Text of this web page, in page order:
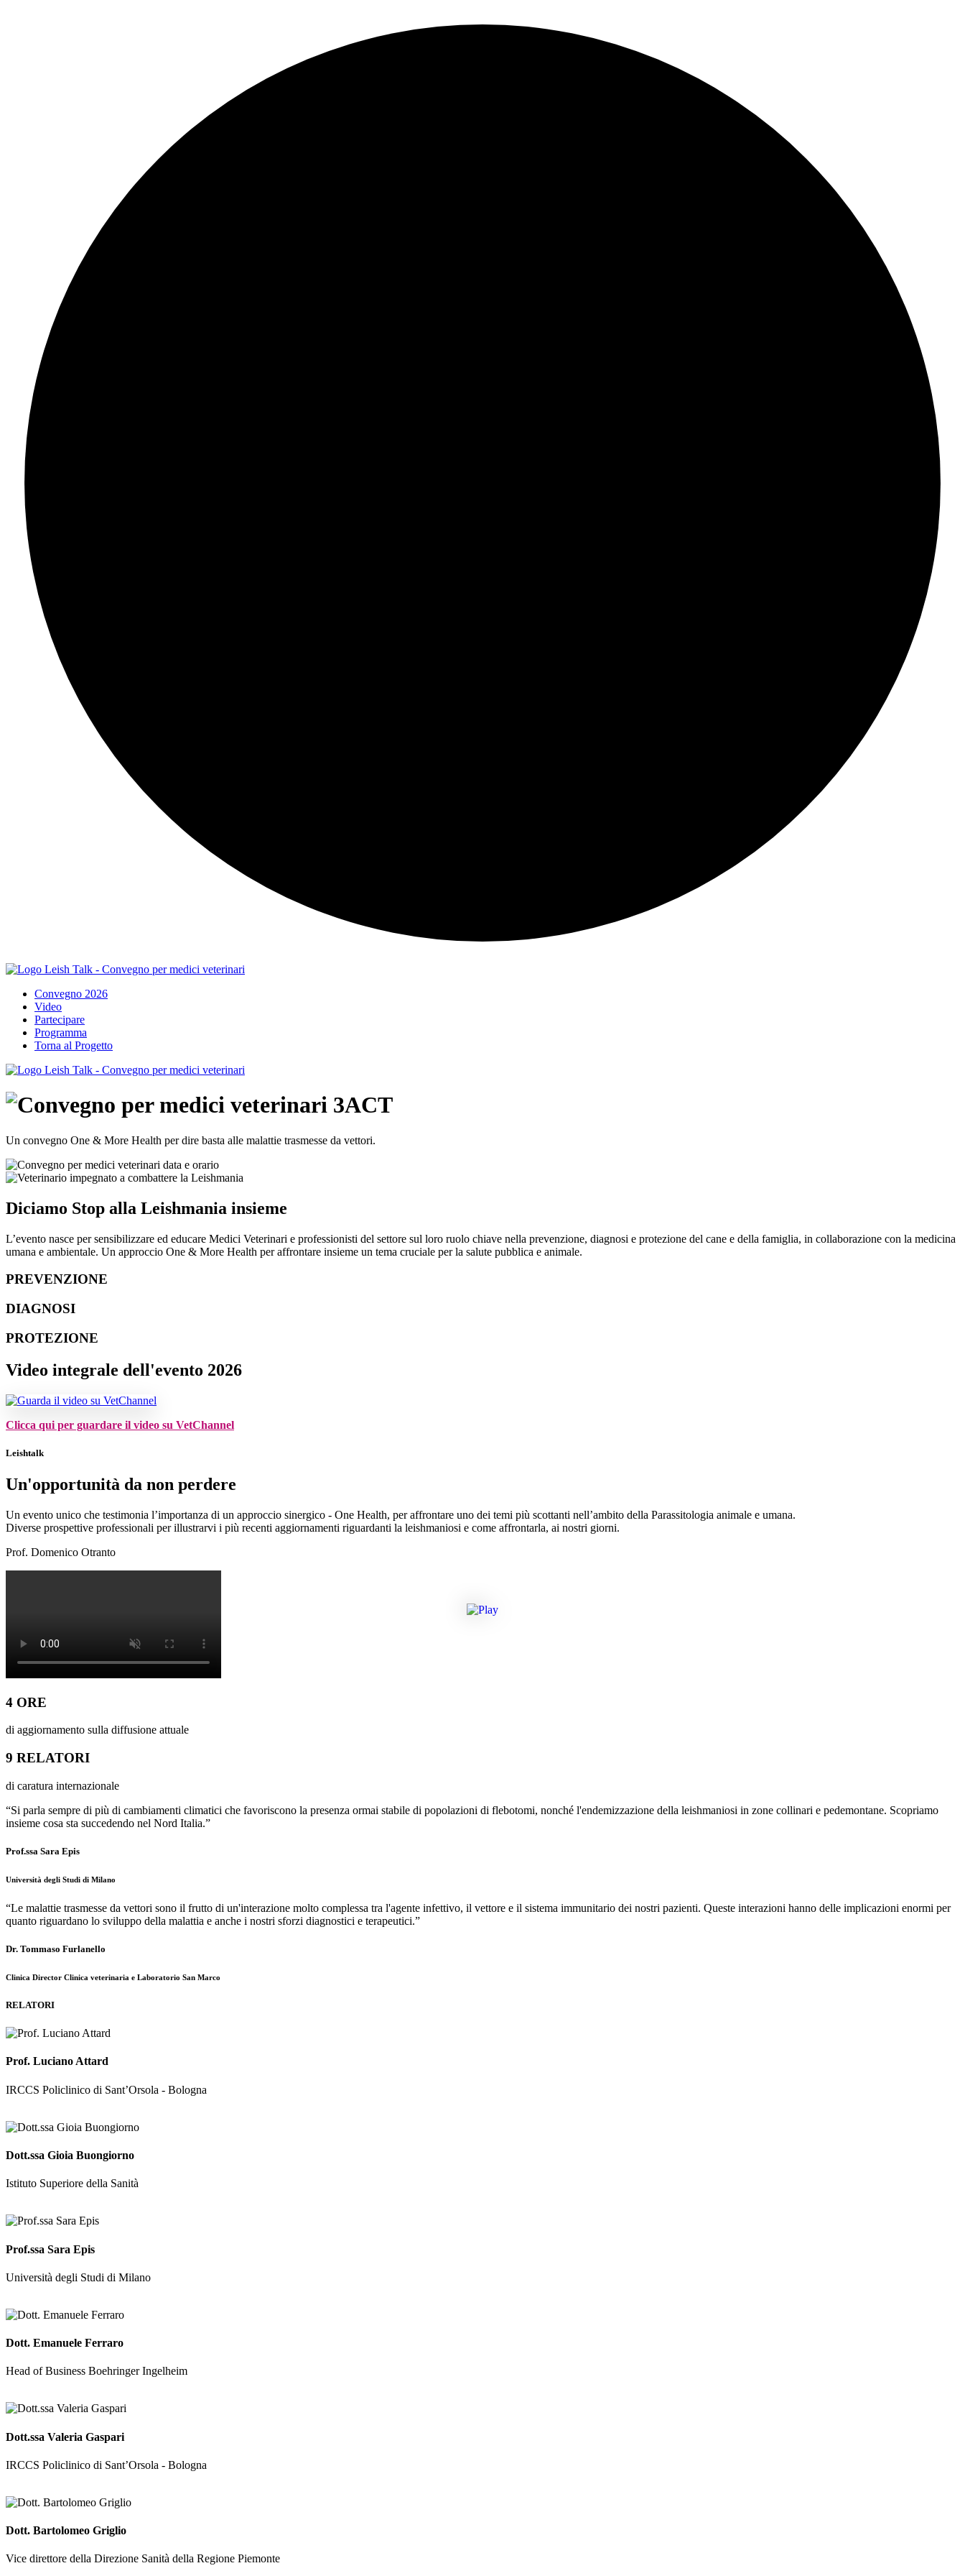
Convegno 2026
Video
Partecipare
Programma
Torna al Progetto
Un convegno One & More Health per dire basta alle malattie trasmesse da vettori.
Diciamo Stop alla Leishmania insieme
L’evento nasce per sensibilizzare ed educare Medici Veterinari e professionisti del settore sul loro ruolo chiave nella prevenzione, diagnosi e protezione del cane e della famiglia, in collaborazione con la medicina
umana e ambientale. Un approccio One & More Health per affrontare insieme un tema cruciale per la salute pubblica e animale.
PREVENZIONE
DIAGNOSI
PROTEZIONE
Video integrale dell'evento 2026
Clicca qui per guardare il video su VetChannel
Leishtalk
Un'opportunità da non perdere
Un evento unico che testimonia l’importanza di un approccio sinergico - One Health, per affrontare uno dei temi più scottanti nell’ambito della Parassitologia animale e umana.
Diverse prospettive professionali per illustrarvi i più recenti aggiornamenti riguardanti la leishmaniosi e come affrontarla, ai nostri giorni.
Prof. Domenico Otranto
4 ORE
di aggiornamento sulla diffusione attuale
9 RELATORI
di caratura internazionale
“Si parla sempre di più di cambiamenti climatici che favoriscono la presenza ormai stabile di popolazioni di flebotomi, nonché l'endemizzazione della leishmaniosi in zone collinari e pedemontane. Scopriamo
insieme cosa sta succedendo nel Nord Italia.”
Prof.ssa Sara Epis
Università degli Studi di Milano
“Le malattie trasmesse da vettori sono il frutto di un'interazione molto complessa tra l'agente infettivo, il vettore e il sistema immunitario dei nostri pazienti. Queste interazioni hanno delle implicazioni enormi per
quanto riguardano lo sviluppo della malattia e anche i nostri sforzi diagnostici e terapeutici.”
Dr. Tommaso Furlanello
Clinica Director Clinica veterinaria e Laboratorio San Marco
RELATORI
Prof. Luciano Attard
IRCCS Policlinico di Sant’Orsola - Bologna
Dott.ssa Gioia Buongiorno
Istituto Superiore della Sanità
Prof.ssa Sara Epis
Università degli Studi di Milano
Dott. Emanuele Ferraro
Head of Business Boehringer Ingelheim
Dott.ssa Valeria Gaspari
IRCCS Policlinico di Sant’Orsola - Bologna
Dott. Bartolomeo Griglio
Vice direttore della Direzione Sanità della Regione Piemonte